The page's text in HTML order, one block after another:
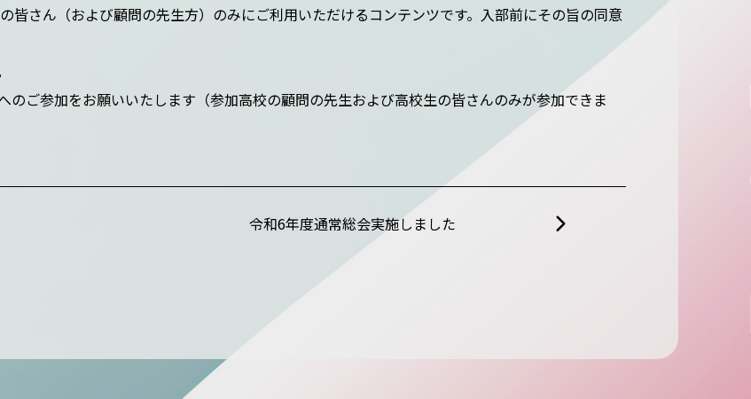
皆さん（および顧問の先生方）のみにご利用いただけるコンテンツです。入部前にその旨の同意
のご参加をお願いいたします（参加高校の顧問の先生および高校生の皆さんのみが参加できま
令和6年度通常総会実施しました